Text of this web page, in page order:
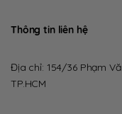
Thông tin liên hệ
Địa chỉ: 154/36 Phạm
TP.HCM